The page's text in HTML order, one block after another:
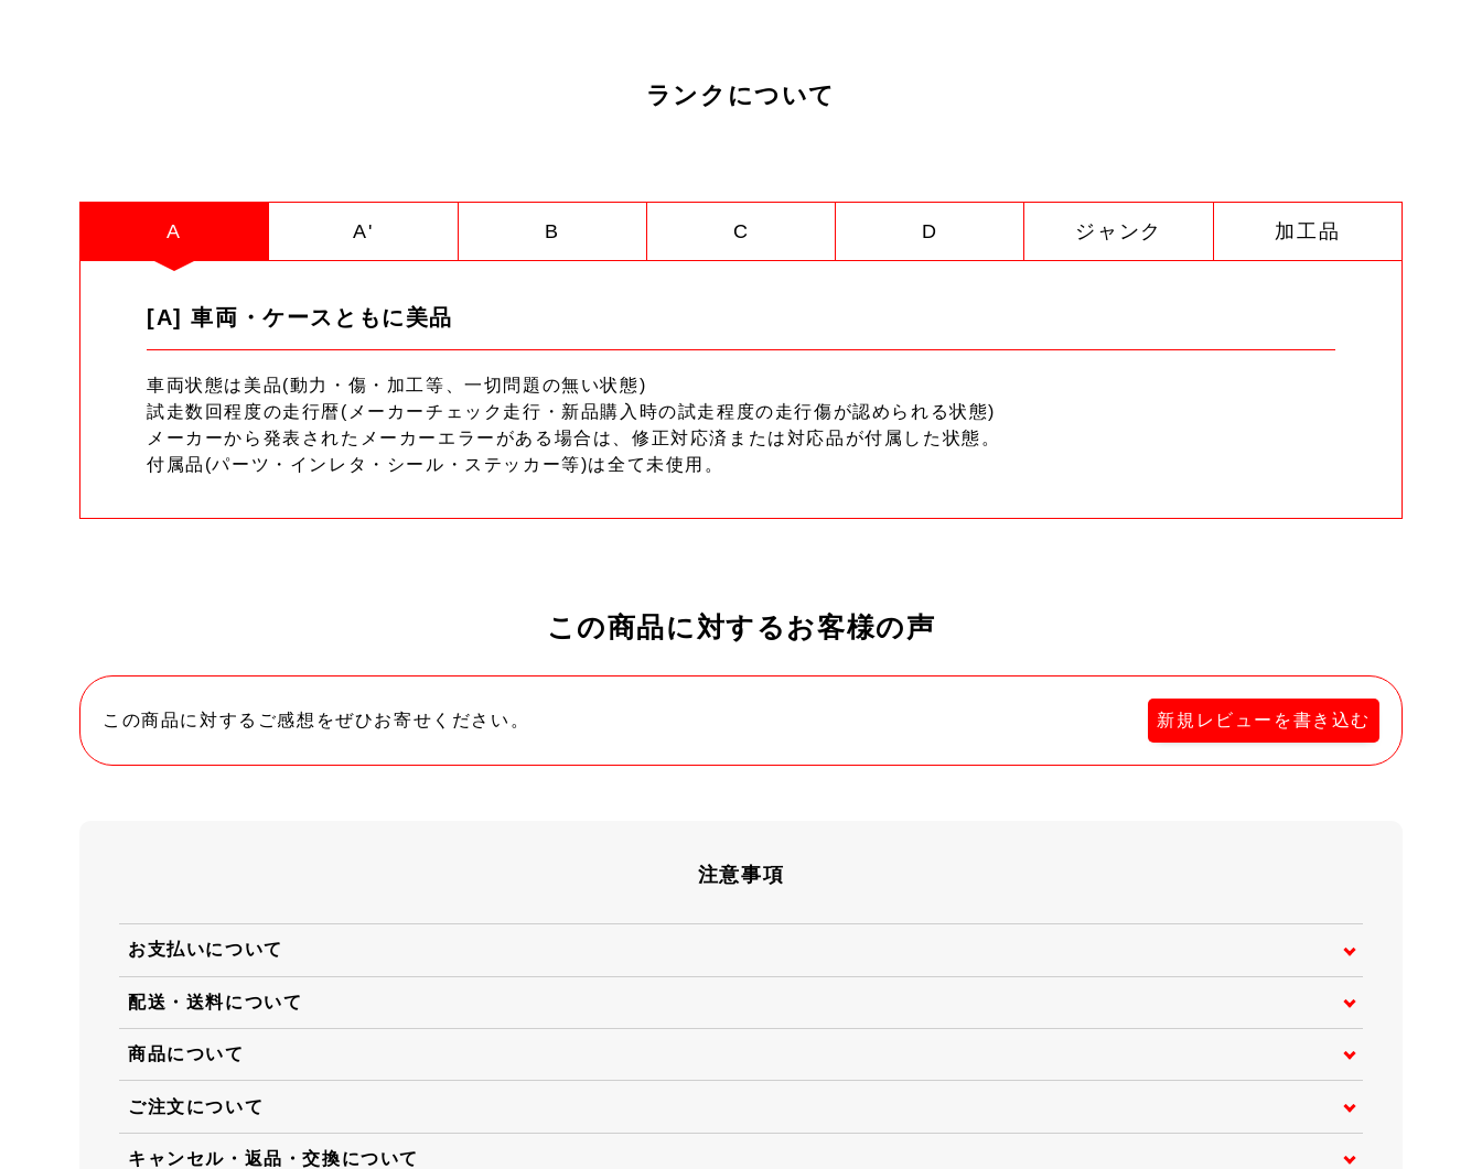
ランクについて
A A' B C D ジャンク 加工品
[A] 車両・ケースともに美品
車両状態は美品(動力・傷・加工等、一切問題の無い状態)
試走数回程度の走行暦(メーカーチェック走行・新品購入時の試走程度の走行傷が認められる状態)
メーカーから発表されたメーカーエラーがある場合は、修正対応済または対応品が付属した状態。
付属品(パーツ・インレタ・シール・ステッカー等)は全て未使用。
この商品に対するお客様の声
この商品に対するご感想をぜひお寄せください。 新規レビューを書き込む
注意事項
お支払いについて
配送・送料について
商品について
ご注文について
キャンセル・返品・交換について